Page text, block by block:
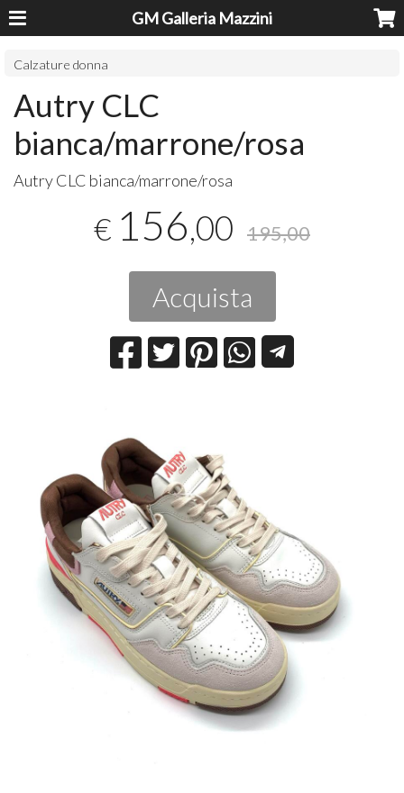
GM Galleria Mazzini
Calzature donna
Autry CLC
bianca/marrone/rosa
AutryCLC bianca/marrone/rosa
€ 156,00 195,00
Acquista